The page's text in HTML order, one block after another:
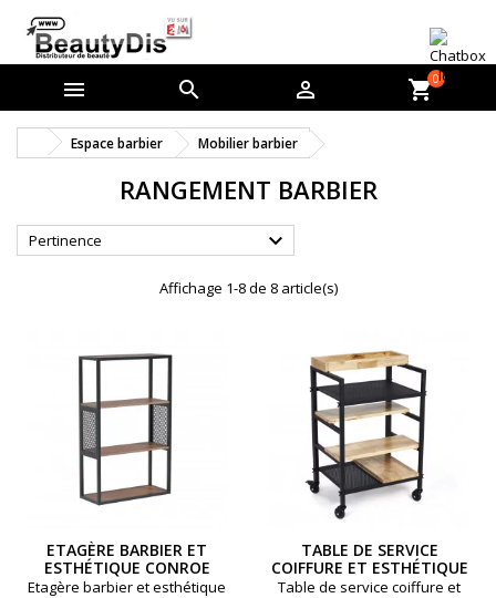
   shopping_cart0
Espace barbier Mobilier barbier
RANGEMENT BARBIER
Pertinence 
Affichage 1-8 de 8 article(s)
ETAGÈRE BARBIER ET
ESTHÉTIQUE CONROE
Etagère barbier et esthétique
TABLE DE SERVICE
COIFFURE ET ESTHÉTIQUE
AUSTRAL
Table de service coiffure et